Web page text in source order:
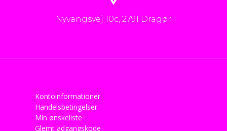
Nyvangsvej 10c, 2791 Dragør
Kontoinformationer
Handelsbetingelser
Min ønskeliste
Glemt adgangskode